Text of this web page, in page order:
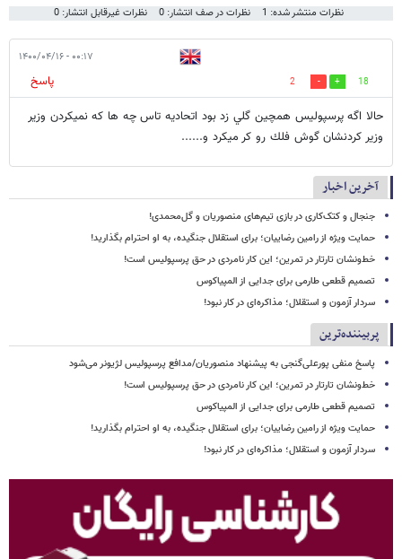
نظرات منتشر شده: 1 نظرات در صف انتشار: 0 نظرات غیرقابل انتشار: 0
۰۰:۱۷ - ۱۴۰۰/۰۴/۱۶
18
2
پاسخ
حالا اگه پرسپوليس همچين گلي زد بود اتحاديه تاس چه ها كه نميكردن وزير
وزير كردنشان گوش فلك رو كر ميكرد و......
آخرین اخبار
جنجال و کتک‌کاری در بازی تیم‌های منصوریان و گل‌محمدی!
حمایت ویژه از رامین رضاییان؛ برای استقلال جنگیده، به او احترام بگذارید!
خط‌ونشان تارتار در تمرین؛ این کار نامردی در حق پرسپولیس است!
تصمیم قطعی طارمی برای جدایی از المپیاکوس
سردار آزمون و استقلال؛ مذاکره‌ای در کار نبود!
پربیننده‌ترین
پاسخ منفی پورعلی‌گنجی به پیشنهاد منصوریان/مدافع پرسپولیس لژیونر می‌شود
خط‌ونشان تارتار در تمرین؛ این کار نامردی در حق پرسپولیس است!
تصمیم قطعی طارمی برای جدایی از المپیاکوس
حمایت ویژه از رامین رضاییان؛ برای استقلال جنگیده، به او احترام بگذارید!
سردار آزمون و استقلال؛ مذاکره‌ای در کار نبود!